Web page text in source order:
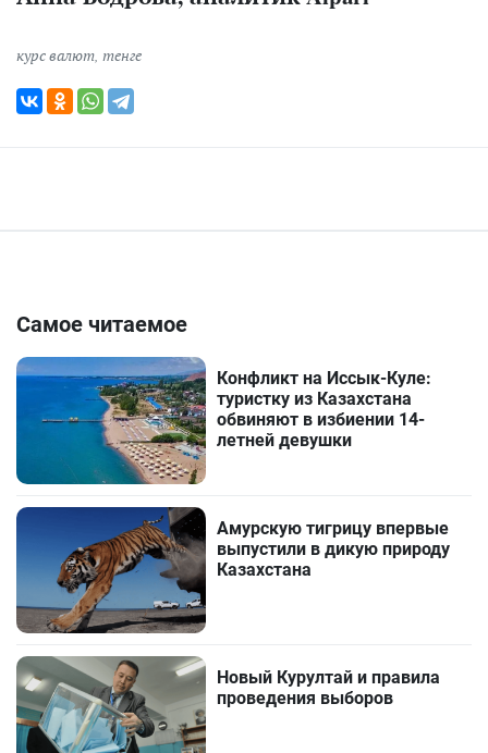
курс валют, тенге
Самое читаемое
Конфликт на Иссык-Куле:
туристку из Казахстана
обвиняют в избиении 14-
летней девушки
Амурскую тигрицу впервые
выпустили в дикую природу
Казахстана
Новый Курултай и правила
проведения выборов